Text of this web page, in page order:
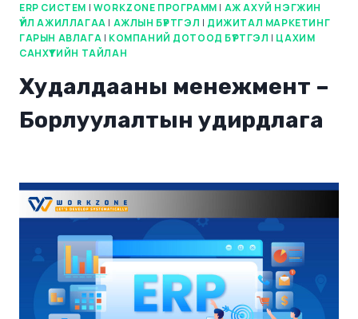
ERP СИСТЕМ | WORKZONE ПРОГРАММ | АЖ АХУЙ НЭГЖИН
ҮЙЛ АЖИЛЛАГАА | АЖЛЫН БҮРТГЭЛ | ДИЖИТАЛ МАРКЕТИНГ
ГАРЫН АВЛАГА | КОМПАНИЙ ДОТООД БҮРТГЭЛ | ЦАХИМ
САНХҮҮГИЙН ТАЙЛАН
Худалдааны менежмент –
Борлуулалтын удирдлага